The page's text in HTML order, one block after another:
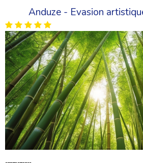
Anduze - Evasion